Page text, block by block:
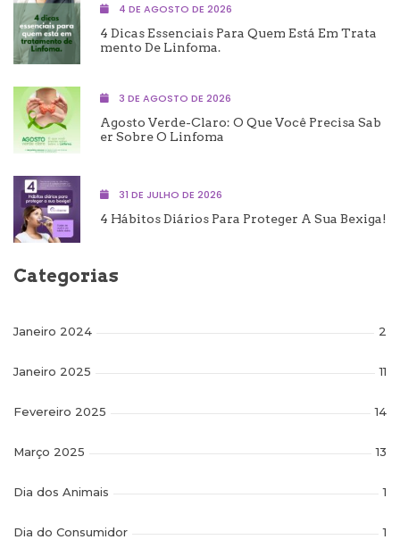
4 DE AGOSTO DE 2026
4 Dicas Essenciais Para Quem Está Em Trata
Mento De Linfoma.
3 DE AGOSTO DE 2026
Agosto Verde-Claro: O Que Você Precisa Sab
Er Sobre O Linfoma
31 DE JULHO DE 2026
4 Hábitos Diários Para Proteger A Sua Bexiga!
Categorias
Janeiro 2024 2
Janeiro 2025 11
Fevereiro 2025 14
Março 2025 13
Dia dos Animais 1
Dia do Consumidor 1